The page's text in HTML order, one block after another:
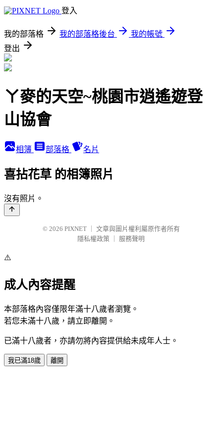
登入
我的部落格 我的部落格後台
我的帳號
登出
ㄚ麥的天空~桃園市逍遙遊登
山協會
相簿 部落格 名片
喜拈花草 的相簿照片
沒有照片。
© 2026 PIXNET
文章與圖片權利屬原作者所有
隱私權政策
服務聲明
⚠️
成人內容提醒
本部落格內容僅限年滿十八歲者瀏覽。
若您未滿十八歲，請立即離開。
已滿十八歲者，亦請勿將內容提供給未成年人士。
我已滿18歲 離開